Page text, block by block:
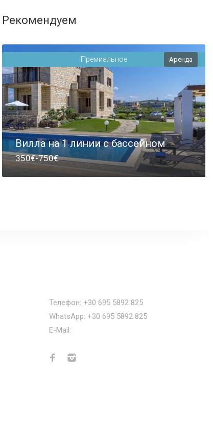
Рекомендуем
Премиальное Аренда
Вилла на 1 линии с бассейном
350€-750€
Телефон: +30 695 5892 825
WhatsApp: +30 695 5892 825
E-Mail: